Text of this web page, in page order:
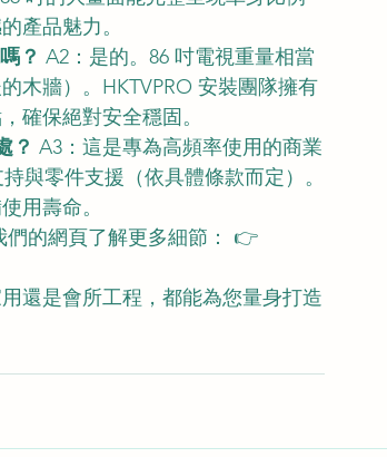
產品魅力。
？ A2：是的。86 吋電視重量相當
木牆）。HKTVPRO 安裝團隊擁有
確保絕對安全穩固。
？ A3：這是專為高頻率使用的商業
與零件支援（依具體條款而定）。
用壽命。
們的網頁了解更多細節： 👉
還是會所工程，都能為您量身打造